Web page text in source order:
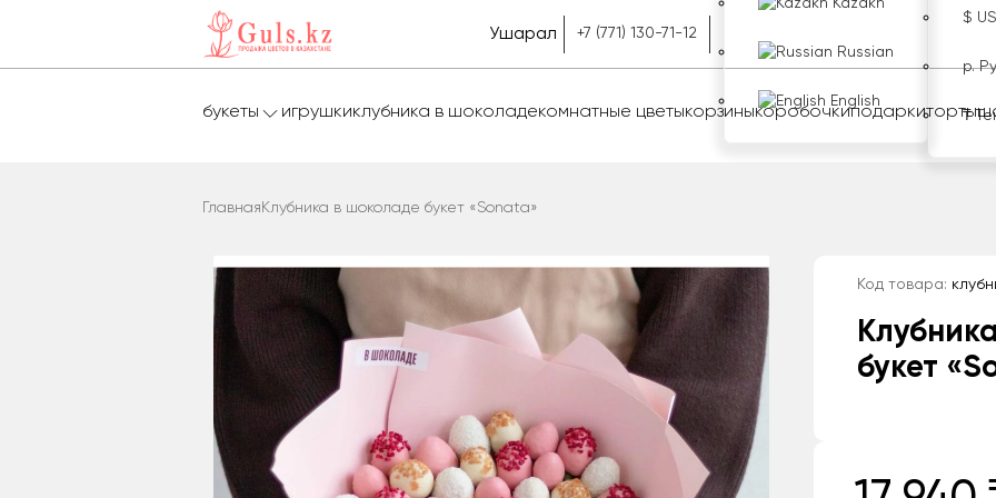
Ушарал +7 (771) 130-71-12
Kazakh
Russian
English
$
р.
₸
букеты игрушкиклубника в шоколадекомнатные цветыкорзиныкоробочкиподаркиторты
Главная Клубника в шоколаде букет «Sonata»
Код товара:
букет